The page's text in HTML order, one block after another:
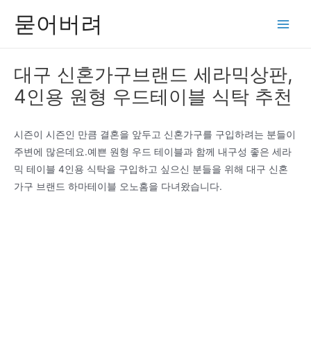
묻어버려
대구 신혼가구브랜드 세라믹상판,
4인용 원형 우드테이블 식탁 추천
시즌이 시즌인 만큼 결혼을 앞두고 신혼가구를 구입하려는 분들이
주변에 많은데요.예쁜 원형 우드 테이블과 함께 내구성 좋은 세라
믹 테이블 4인용 식탁을 구입하고 싶으신 분들을 위해 대구 신혼
가구 브랜드 하마테이블 오노홈을 다녀왔습니다.